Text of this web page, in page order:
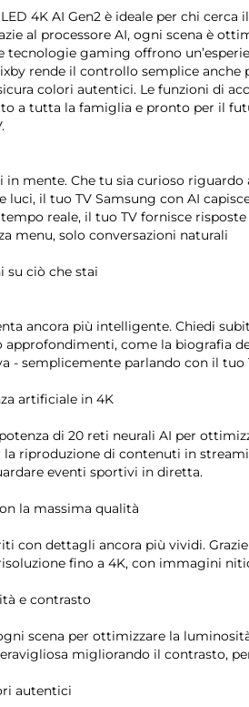
4K AI Gen2 è ideale per chi
al processore AI, ogni scena è
tecnologie gaming offrono
rende il controllo semplice
colori autentici. Le funzioni di
a tutta la famiglia e pronto per il
mente. Che tu sia curioso
luci, il tuo TV Samsung con AI
reale, il tuo TV fornisce
menu, solo conversazioni naturali
ciò che stai
ancora più intelligente. Chiedi
approfondimenti, come la biografia
- semplicemente parlando con il tuo
artificiale in 4K
di 20 reti neurali AI per
la riproduzione di contenuti in
eventi sportivi in diretta.
la massima qualità
con dettagli ancora più vividi.
fino a 4K, con immagini
e contrasto
scena per ottimizzare la
migliorando il contrasto,
autentici